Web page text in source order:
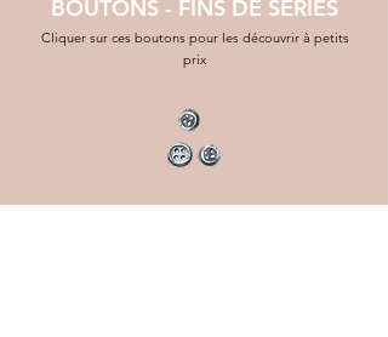
BOUTONS - FINS DE SÉRIES
Cliquer sur ces boutons pour les découvrir à petits
prix